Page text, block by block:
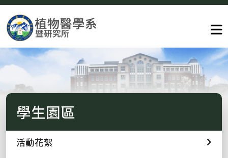
學生園區
活動花絮